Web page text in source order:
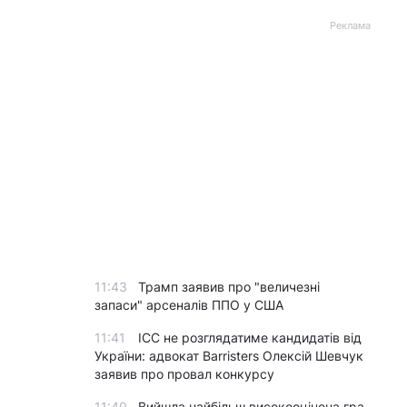
Реклама
11:43
Трамп заявив про "величезні
запаси" арсеналів ППО у США
11:41
ICC не розглядатиме кандидатів від
України: адвокат Barristers Олексій Шевчук
заявив про провал конкурсу